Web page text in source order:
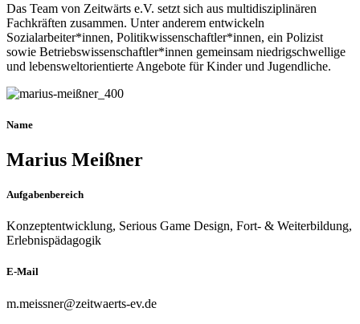
Das Team von Zeitwärts e.V. setzt sich aus multidisziplinären
Fachkräften zusammen. Unter anderem entwickeln
Sozialarbeiter*innen, Politikwissenschaftler*innen, ein Polizist
sowie Betriebswissenschaftler*innen gemeinsam niedrigschwellige
und lebensweltorientierte Angebote für Kinder und Jugendliche.
Name
Marius Meißner
Aufgabenbereich
Konzeptentwicklung, Serious Game Design, Fort- & Weiterbildung,
Erlebnispädagogik
E-Mail
m.meissner@zeitwaerts-ev.de